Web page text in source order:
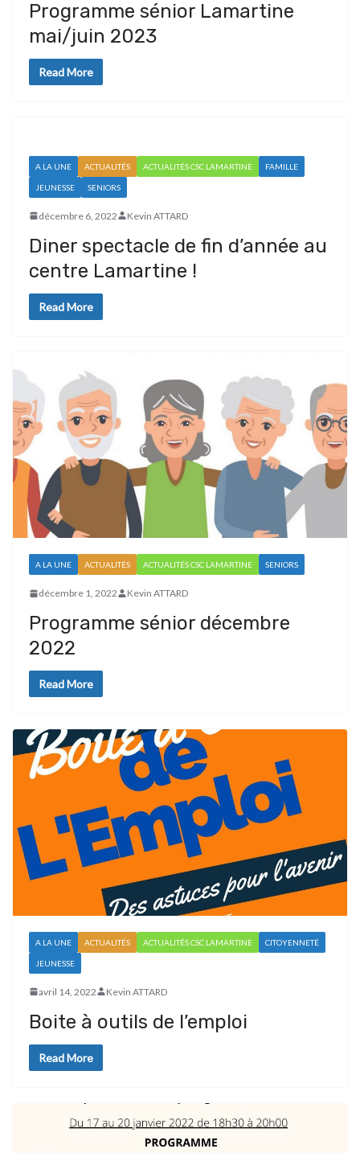
Programme sénior Lamartine
mai/juin 2023
Read More
A LA UNE ACTUALITÉS ACTUALITÉS CSC LAMARTINE FAMILLE
JEUNESSE SENIORS
décembre 6, 2022 Kevin ATTARD
Diner spectacle de fin d’année au
centre Lamartine !
Read More
A LA UNE ACTUALITÉS ACTUALITÉS CSC LAMARTINE SENIORS
décembre 1, 2022 Kevin ATTARD
Programme sénior décembre
2022
Read More
A LA UNE ACTUALITÉS ACTUALITÉS CSC LAMARTINE CITOYENNETÉ
JEUNESSE
avril 14, 2022 Kevin ATTARD
Boite à outils de l’emploi
Read More